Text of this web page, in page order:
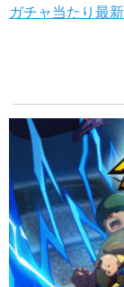
ガチャ当たり最